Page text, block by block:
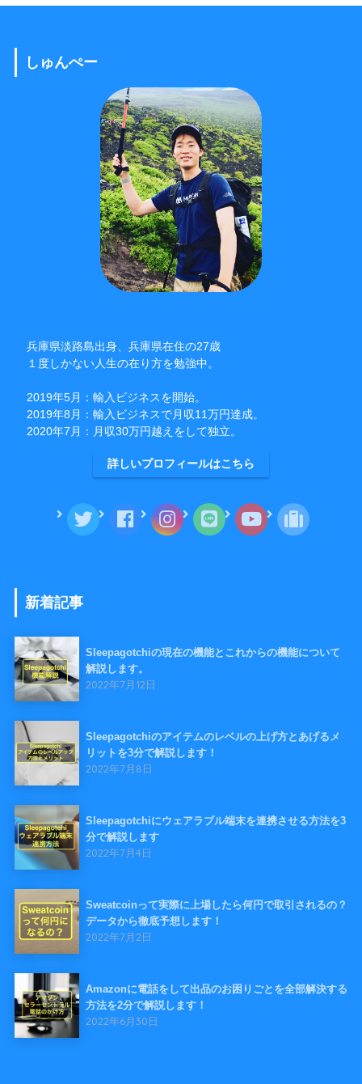
しゅんぺー
兵庫県淡路島出身、兵庫県在住の27歳
１度しかない人生の在り方を勉強中。
2019年5月：輸入ビジネスを開始。
2019年8月：輸入ビジネスで月収11万円達成。
2020年7月：月収30万円越えをして独立。
詳しいプロフィールはこちら
新着記事
Sleepagotchiの現在の機能とこれからの機能について
解説します。
2022年7月12日
Sleepagotchiのアイテムのレベルの上げ方とあげるメ
リットを3分で解説します！
2022年7月8日
Sleepagotchiにウェアラブル端末を連携させる方法を3
分で解説します
2022年7月4日
Sweatcoinって実際に上場したら何円で取引されるの？
データから徹底予想します！
2022年7月2日
Amazonに電話をして出品のお困りごとを全部解決する
方法を2分で解説します！
2022年6月30日